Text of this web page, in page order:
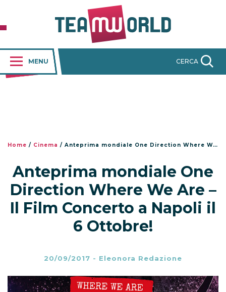
MENU CERCA
Home / Cinema / Anteprima mondiale One Direction Where We Are – Il Film Concerto a Napoli il 6 Ottobre!
Anteprima mondiale One
Direction Where We Are –
Il Film Concerto a Napoli il
6 Ottobre!
20/09/2017 - Eleonora Redazione